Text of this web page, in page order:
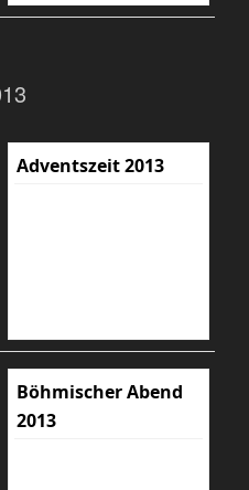
Adventszeit 2013
Böhmischer Abend
2013